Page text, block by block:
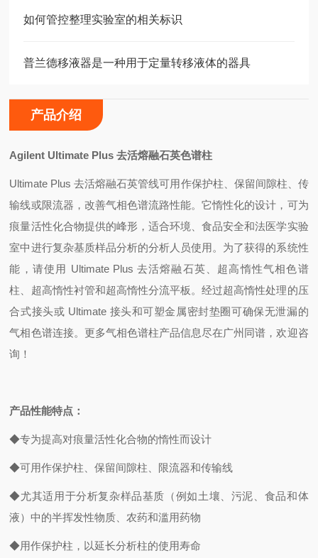
如何管控整理实验室的相关标识
普兰德移液器是一种用于定量转移液体的器具
产品介绍
Agilent Ultimate Plus去活熔融石英色谱柱
Ultimate Plus去活熔融石英管线可用作保护柱、保留间隙柱、传
输线或限流器，改善气相色谱流路性能。它惰性化的设计，可为
痕量活性化合物提供的峰形，适合环境、食品安全和法医学实验
室中进行复杂基质样品分析的分析人员使用。为了获得的系统性
能，请使用 Ultimate Plus 去活熔融石英、超高惰性气相色谱
柱、超高惰性衬管和超高惰性分流平板。经过超高惰性处理的压
合式接头或 Ultimate 接头和可塑金属密封垫圈可确保无泄漏的
气相色谱连接。更多气相色谱柱产品信息尽在广州同谱，欢迎咨
询！
产品性能特点：
◆专为提高对痕量活性化合物的惰性而设计
◆可用作保护柱、保留间隙柱、限流器和传输线
◆尤其适用于分析复杂样品基质（例如土壤、污泥、食品和体
液）中的半挥发性物质、农药和滥用药物
◆用作保护柱，以延长分析柱的使用寿命